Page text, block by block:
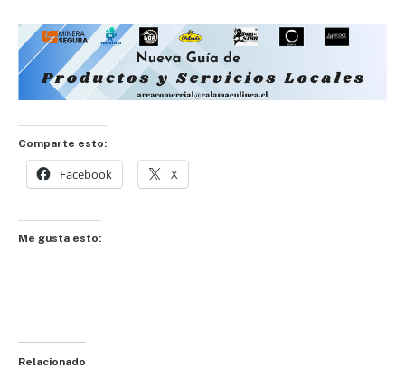
Comparte esto:
Facebook X
Me gusta esto:
Relacionado